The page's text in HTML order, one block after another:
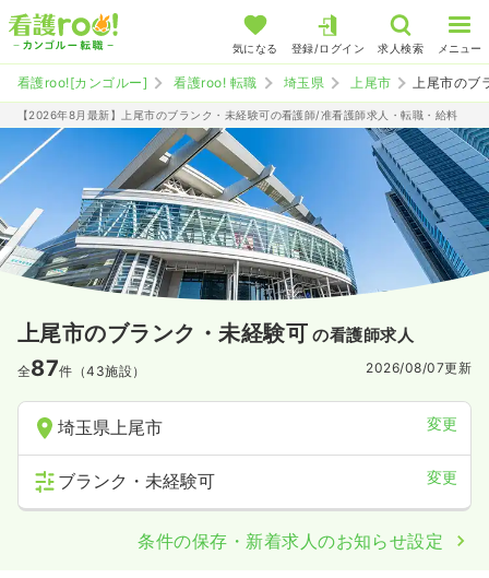
気になる 登録/ログイン 求人検索 メニュー
看護roo![カンゴルー] 看護roo! 転職 埼玉県 上尾市 上尾市のブ
【2026年8月最新】上尾市のブランク・未経験可の看護師/准看護師求人・転職・給料
上尾市のブランク・未経験可 の看護師求人
全87件（43施設） 2026/08/07更新
埼玉県上尾市 変更
ブランク・未経験可 変更
条件の保存・新着求人のお知らせ設定